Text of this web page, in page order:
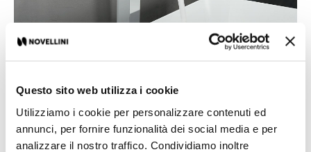
Questo sito web utilizza i cookie
Utilizziamo i cookie per personalizzare contenuti ed
annunci, per fornire funzionalità dei social media e per
analizzare il nostro traffico. Condividiamo inoltre